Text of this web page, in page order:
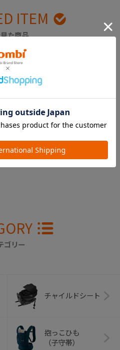
ITEM
た商品
ゴリー
チャイルドシート
抱っこひも
（子守帯）